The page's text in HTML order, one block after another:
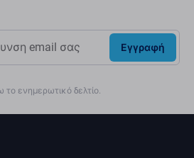
Εγγραφή
ενημερωτικό δελτίο.